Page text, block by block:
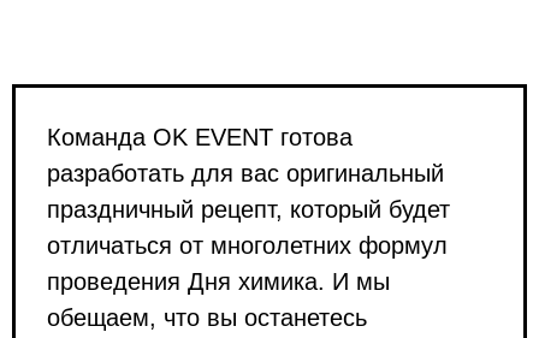
Команда OK EVENT готова
разработать для вас оригинальный
праздничный рецепт, который будет
отличаться от многолетних формул
проведения Дня химика. И мы
обещаем, что вы останетесь